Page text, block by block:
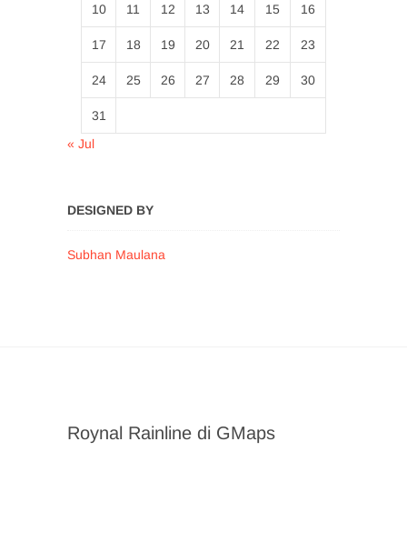
10 11 12 13 14 15 16
17 18 19 20 21 22 23
24 25 26 27 28 29 30
31
« Jul
DESIGNED BY
Subhan Maulana
Roynal Rainline di GMaps